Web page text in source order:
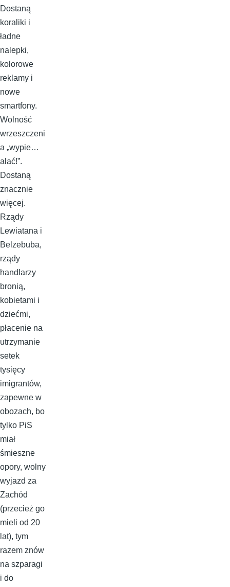
Dostaną
koraliki i
ładne
nalepki,
kolorowe
reklamy i
nowe
smartfony.
Wolność
wrzeszczeni
a „wypie…
alać!”.
Dostaną
znacznie
więcej.
Rządy
Lewiatana i
Belzebuba,
rządy
handlarzy
bronią,
kobietami i
dziećmi,
płacenie na
utrzymanie
setek
tysięcy
imigrantów,
zapewne w
obozach, bo
tylko PiS
miał
śmieszne
opory, wolny
wyjazd za
Zachód
(przecież go
mieli od 20
lat), tym
razem znów
na szparagi
i do